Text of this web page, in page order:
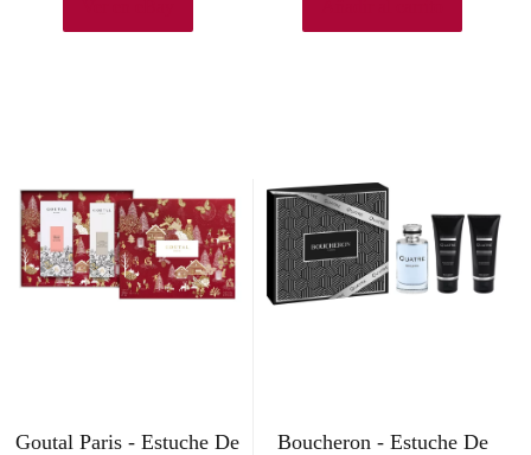
Goutal Paris - Estuche De
Boucheron - Estuche De